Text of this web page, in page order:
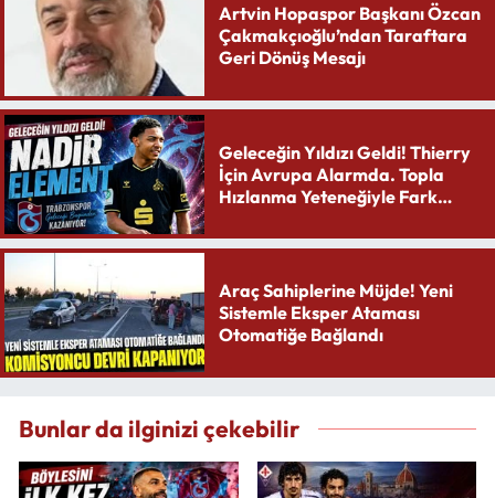
Artvin Hopaspor Başkanı Özcan
Çakmakçıoğlu’ndan Taraftara
Geri Dönüş Mesajı
Geleceğin Yıldızı Geldi! Thierry
İçin Avrupa Alarmda. Topla
Hızlanma Yeteneğiyle Fark
Araç Sahiplerine Müjde! Yeni
Sistemle Eksper Ataması
Otomatiğe Bağlandı
Bunlar da ilginizi çekebilir